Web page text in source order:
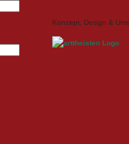
Konzept, Design &